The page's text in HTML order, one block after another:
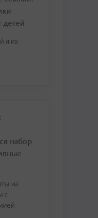
и их
набор
на
с